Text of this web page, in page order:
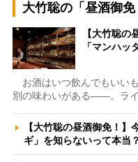
大竹聡の「昼酒御免
【大竹聡の
「マンハ
お酒はいつ飲んでもいい
別の味わいがある――。ラ
【大竹聡の昼酒御免！
ギ」を知らないって本